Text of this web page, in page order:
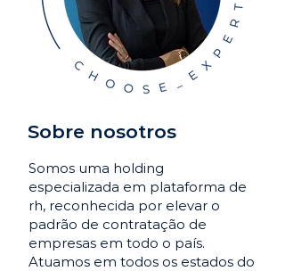
Sobre nosotros
Somos uma holding
especializada em plataforma de
rh, reconhecida por elevar o
padrão de contratação de
empresas em todo o país.
Atuamos em todos os estados do